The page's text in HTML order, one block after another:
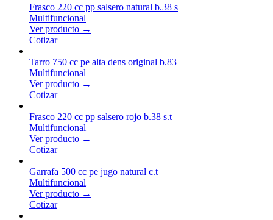
Frasco 220 cc pp salsero natural b.38 s
Multifuncional
Ver producto →
Cotizar
Tarro 750 cc pe alta dens original b.83
Multifuncional
Ver producto →
Cotizar
Frasco 220 cc pp salsero rojo b.38 s.t
Multifuncional
Ver producto →
Cotizar
Garrafa 500 cc pe jugo natural c.t
Multifuncional
Ver producto →
Cotizar